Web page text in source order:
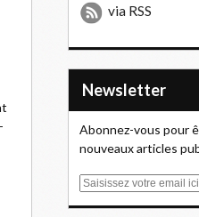
via RSS
Newsletter
Abonnez-vous pour
nouveaux articles
E